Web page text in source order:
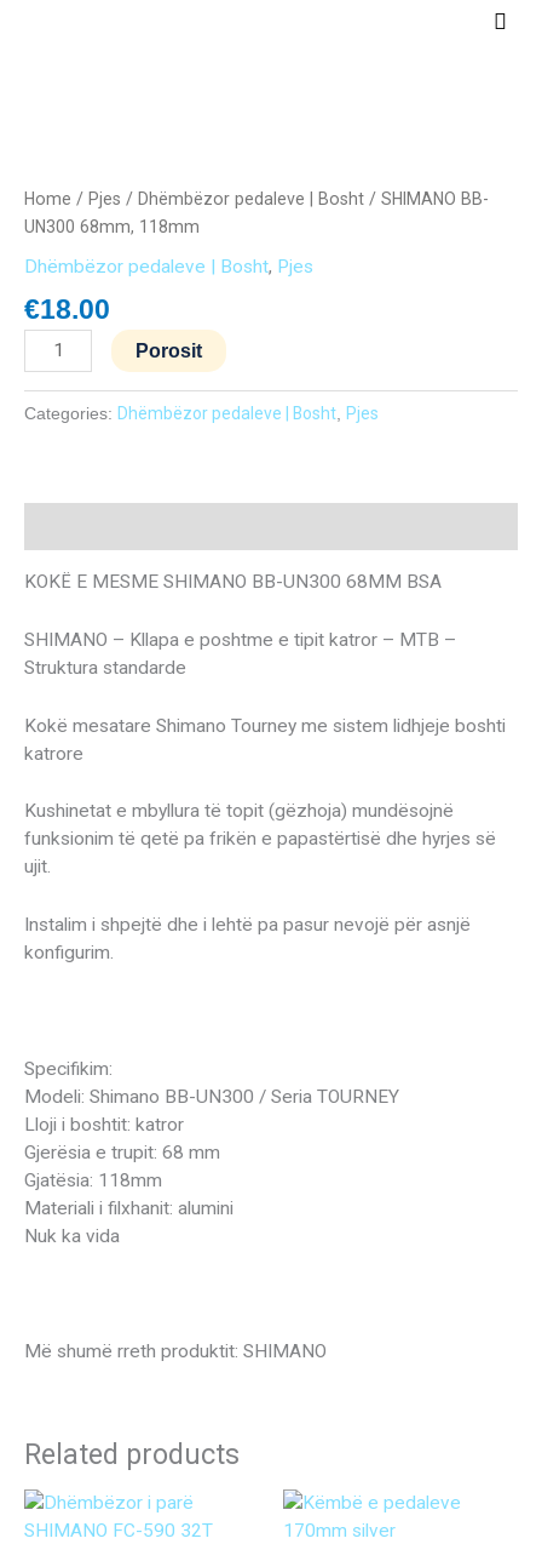
Main
Home / Pjes / Dhëmbëzor pedaleve | Bosht / SHIMANO BB-
UN300 68mm, 118mm
Dhëmbëzor pedaleve | Bosht, Pjes
€18.00
UN300
68mm,
quantity
Porosit
Categories: Dhëmbëzor pedaleve | Bosht Pjes
KOKË E MESME SHIMANO BB-UN300 68MM BSA
SHIMANO – Kllapa e poshtme e tipit katror – MTB –
Struktura standarde
Kokë mesatare Shimano Tourney me sistem lidhjeje boshti
katrore
Kushinetat e mbyllura të topit (gëzhoja) mundësojnë
funksionim të qetë pa frikën e papastërtisë dhe hyrjes së
ujit.
Instalim i shpejtë dhe i lehtë pa pasur nevojë për asnjë
konfigurim.
Specifikim:
Modeli: Shimano BB-UN300 / Seria TOURNEY
Lloji i boshtit: katror
Gjerësia e trupit: 68 mm
Gjatësia: 118mm
Materiali i filxhanit: alumini
Nuk ka vida
Më shumë rreth produktit: SHIMANO
Related products